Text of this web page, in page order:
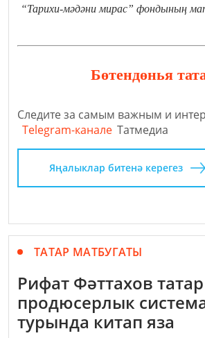
“Тарихи-мәдәни мирас” фондының
Бөтендөнья
Следите за самым важным и
Telegram-канале Татмедиа
Яңалыклар битенә керегез
ТАТАР МАТБУГАТЫ
Рифат Фәттахов татар
продюсерлык
турында китап яза